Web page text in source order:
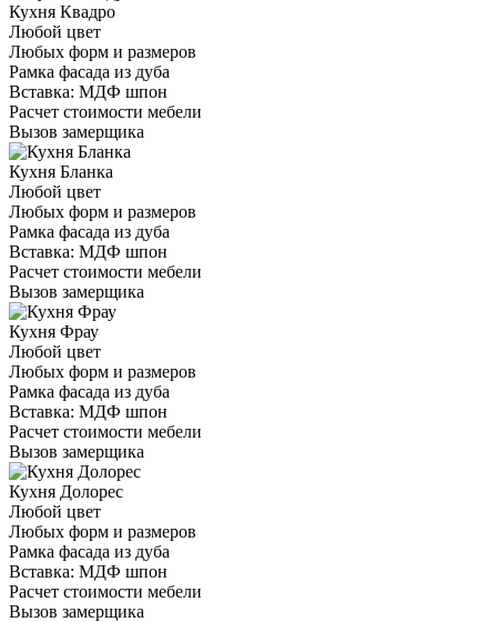
Кухня Квадро
Любой цвет
Любых форм и размеров
Рамка фасада из дуба
Вставка: МДФ шпон
Расчет стоимости мебели
Вызов замерщика
Кухня Бланка
Любой цвет
Любых форм и размеров
Рамка фасада из дуба
Вставка: МДФ шпон
Расчет стоимости мебели
Вызов замерщика
Кухня Фрау
Любой цвет
Любых форм и размеров
Рамка фасада из дуба
Вставка: МДФ шпон
Расчет стоимости мебели
Вызов замерщика
Кухня Долорес
Любой цвет
Любых форм и размеров
Рамка фасада из дуба
Вставка: МДФ шпон
Расчет стоимости мебели
Вызов замерщика